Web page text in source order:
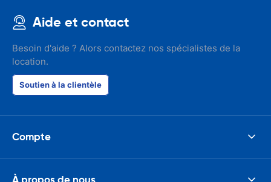
Aide et contact
Besoin d'aide ? Alors contactez nos spécialistes de la
location.
Soutien à la clientèle
Compte
À propos de nous